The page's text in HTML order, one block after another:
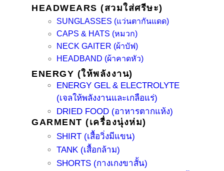
HEADWEARS (สวมใส่ศรีษะ)
SUNGLASSES (แว่นตากันแดด)
CAPS & HATS (หมวก)
NECK GAITER (ผ้าบัฟ)
HEADBAND (ผ้าคาดหัว)
ENERGY (ให้พลังงาน)
ENERGY GEL & ELECTROLYTE
(เจลให้พลังงานและเกลือแร่)
DRIED FOOD (อาหารตากแห้ง)
GARMENT (เครื่องนุ่งห่ม)
SHIRT (เสื้อวิ่งมีแขน)
TANK (เสื้อกล้าม)
SHORTS (กางเกงขาสั้น)